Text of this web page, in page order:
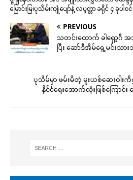
မြောင်းမြ၊ပုသိမ်၊ကျုံပျော်နဲ့ လပွတ္တာ ခရိုင် ၄ ခုပါ
PREVIOUS
သတင်းထောက် ခါရှော့ဂီ
ပြီး ဆော်ဒီအိမ်ရှေ့မင်း
ပုသိမ်မှာ ဖမ်းမိတဲ့ မူးယစ်ဆေးဝါးကိ
နိုင်ငံရေးအောက်လုံးဖြစ်ကြောင်း